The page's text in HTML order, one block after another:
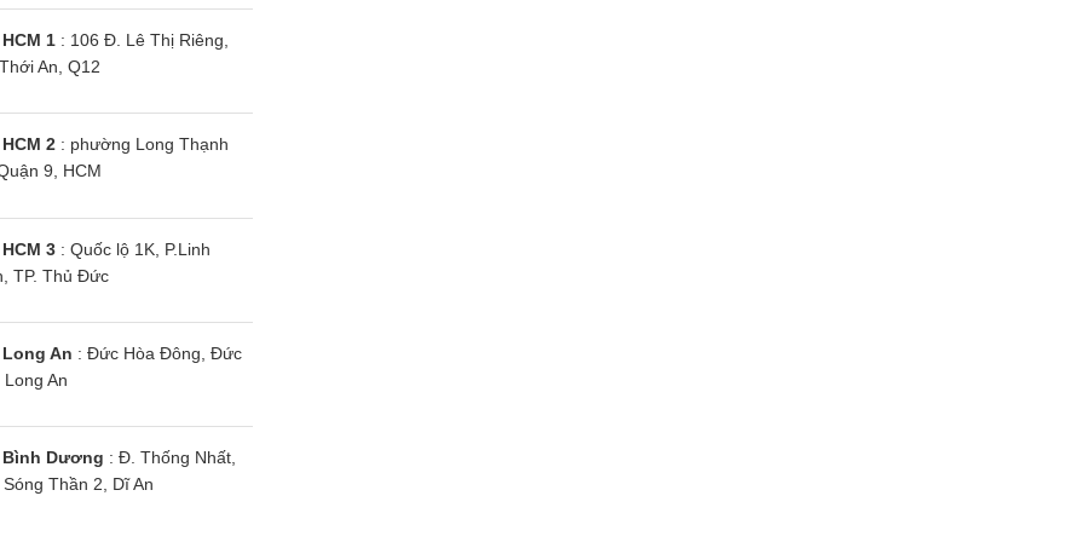
điều khiển bằng giọng nói, chiếu màn hình điện thoại lên tivi…
thông số tivi 55 inch
thước
tivi 55 inch sẽ giúp người dùng dễ dàng hơn trong việc chọn vị trí lắp đặt hoặc mua giá treo tường.
thước có chân, đặt bàn: Ngang 122,8cm – Cao 77,2cm – Dày 23,5cm
lượng có chân: 14,5kg
lượng không chân: 14,3kg
1: 106 Đ. Lê Thị Riêng,
An, Q12
2: phường Long Thạnh
9, HCM
3: Quốc lộ 1K, P.Linh
TP. Thủ Đức
An : Đức Hòa Đông, Đức
Long An
Bình Dương : Đ. Thống Nhất,
Sóng Thần 2, Dĩ An